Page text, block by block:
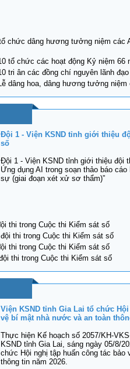
chức dâng hương tưởng niệm các
tổ chức các hoạt động Kỷ niệm 66
tri ân các đồng chí nguyên lãnh
dâng hoa, dâng hương tưởng niệm
Đội 1 - Viện KSND tỉnh giới thiệu
số
Đội 1 - Viện KSND tỉnh giới thiệu đội
Ứng dụng AI trong soạn thảo báo
sự (giai đoạn xét xử sơ thẩm)”
thi trong Cuộc thi Kiểm sát số
thi trong Cuộc thi Kiểm sát số
thi trong Cuộc thi Kiểm sát số
thi trong Cuộc thi Kiểm sát số
Viện KSND tỉnh Gia Lai tổ chức
vệ bí mật nhà nước và an toàn
Thực hiện Kế hoạch số 2057/KH-
KSND tỉnh Gia Lai, sáng ngày 05/8/
chức Hội nghị tập huấn công tác
thông tin năm 2026.